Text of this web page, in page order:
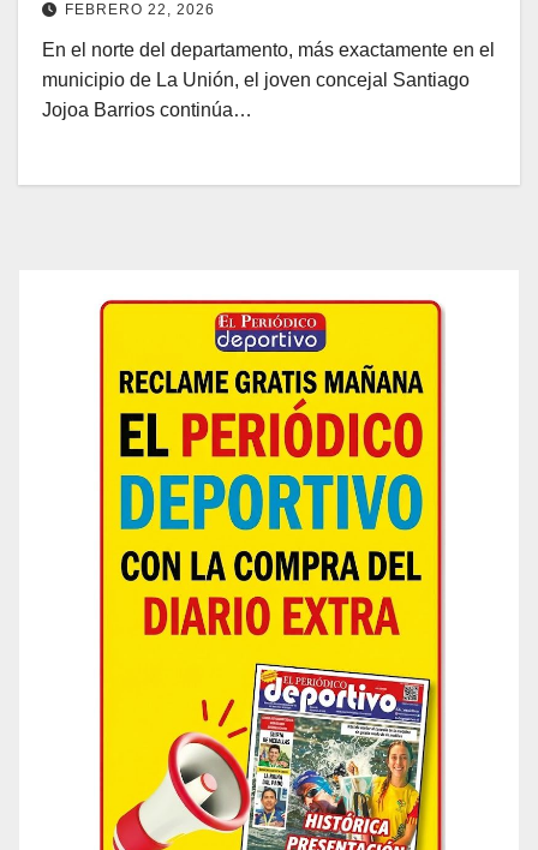
FEBRERO 22, 2026
En el norte del departamento, más exactamente en el
municipio de La Unión, el joven concejal Santiago
Jojoa Barrios continúa…